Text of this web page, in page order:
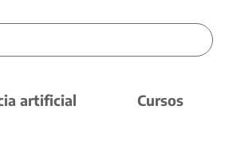
artificial Cursos